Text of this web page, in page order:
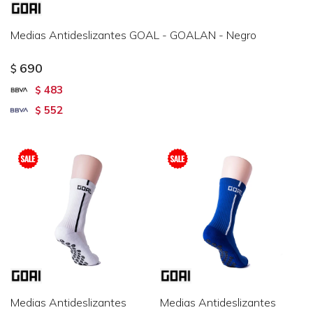
Medias Antideslizantes GOAL - GOALAN - Negro
$ 690
$ 483
$ 552
Medias Antideslizantes
Medias Antideslizantes